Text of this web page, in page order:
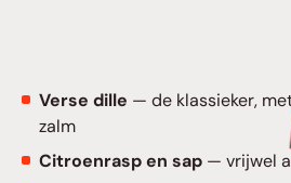
Verse dille — de klassieker,
zalm
Citroenrasp en sap — vrijwel